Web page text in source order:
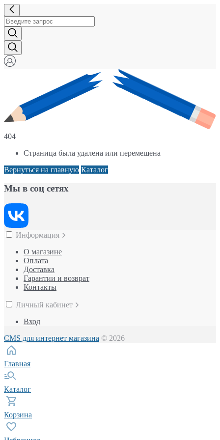
404
Страница была удалена или перемещена
Вернуться на главную Каталог
Мы в соц сетях
Информация
О магазине
Оплата
Доставка
Гарантии и возврат
Контакты
Личный кабинет
Вход
CMS для интернет магазина © 2026
Главная
Каталог
Корзина